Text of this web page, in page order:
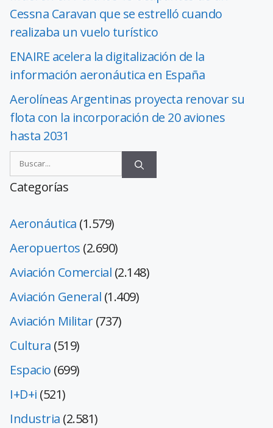
Cessna Caravan que se estrelló cuando
realizaba un vuelo turístico
ENAIRE acelera la digitalización de la
información aeronáutica en España
Aerolíneas Argentinas proyecta renovar su
flota con la incorporación de 20 aviones
hasta 2031
Categorías
Aeronáutica (1.579)
Aeropuertos (2.690)
Aviación Comercial (2.148)
Aviación General (1.409)
Aviación Militar(737)
Cultura (519)
Espacio (699)
I+D+i (521)
Industria (2.581)